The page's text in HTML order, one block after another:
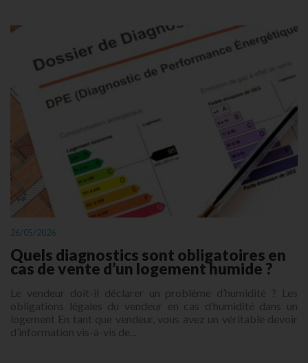
26/05/2026
Quels diagnostics sont obligatoires en
cas de vente d’un logement humide ?
Le vendeur doit-il déclarer un problème d’humidité ? Les
obligations légales du vendeur en cas d’humidité dans un
logement En tant que vendeur, vous avez un véritable devoir
d’information vis-à-vis de...